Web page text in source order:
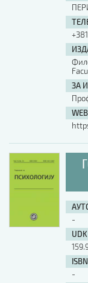
ЗА
-
UDK
ISBN
-